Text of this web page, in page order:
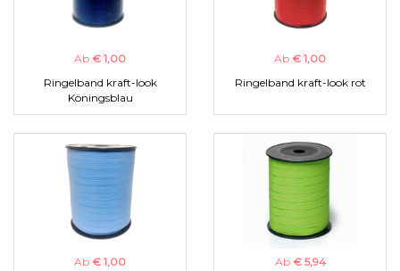
Ab € 1,00
Ringelband kraft-look
Köningsblau
Ab € 1,00
Ringelband kraft-look rot
Ab € 1,00 Ab € 5,94